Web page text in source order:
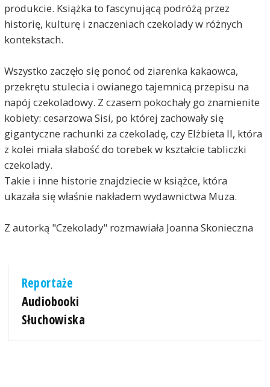
produkcie. Książka to fascynującą podróżą przez
historię, kulturę i znaczeniach czekolady w różnych
kontekstach.
Wszystko zaczęło się ponoć od ziarenka kakaowca,
przekrętu stulecia i owianego tajemnicą przepisu na
napój czekoladowy. Z czasem pokochały go znamienite
kobiety: cesarzowa Sisi, po której zachowały się
gigantyczne rachunki za czekoladę, czy Elżbieta II, która
z kolei miała słabość do torebek w kształcie tabliczki
czekolady.
Takie i inne historie znajdziecie w książce, która
ukazała się właśnie nakładem wydawnictwa Muza.
Z autorką "Czekolady" rozmawiała Joanna Skonieczna
Reportaże
Audiobooki
Słuchowiska